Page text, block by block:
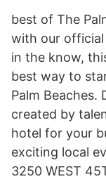
best of The
with our official
in the know,
best way to
Palm Beaches.
created by
hotel for your
exciting local
3250 WEST